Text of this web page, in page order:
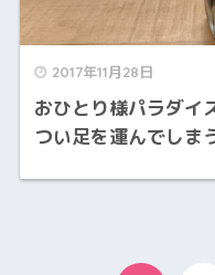
2017年11月28日
おひとり様パラダイ
つい足を運んでし